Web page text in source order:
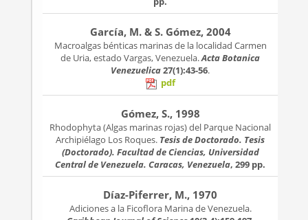
García, M. & S. Gómez, 2004
Macroalgas bénticas marinas de la localidad Carmen
de Uria, estado Vargas, Venezuela.Acta Botanica
Venezuelica27(1):43-56.
pdf
Gómez, S., 1998
Rhodophyta (Algas marinas rojas) del Parque Nacional
Archipiélago Los Roques. Tesis de Doctorado. Tesis
(Doctorado). Facultad de Ciencias, Universidad
Central de Venezuela. Caracas, Venezuela, 299 pp.
Díaz-Piferrer, M., 1970
Adiciones a la Ficoflora Marina de Venezuela.